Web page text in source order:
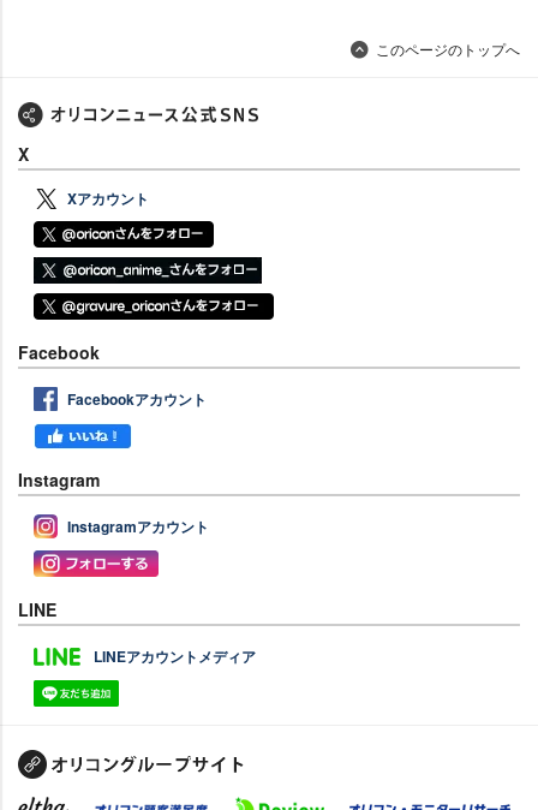
このページのトップへ
X
Xアカウント
Facebook
Facebookアカウント
Instagram
Instagramアカウント
LINE
LINEアカウントメディア